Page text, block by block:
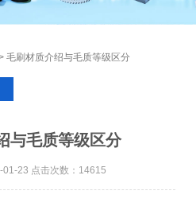
毛刷材质介绍与毛质等级区分
与毛质等级区分
23 点击次数：14615